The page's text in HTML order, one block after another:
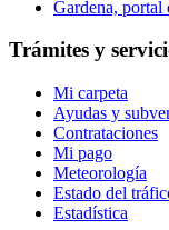
Gardena, portal
Trámites y
Mi carpeta
Ayudas y
Contrataciones
Mi pago
Meteorología
Estado del
Estadística